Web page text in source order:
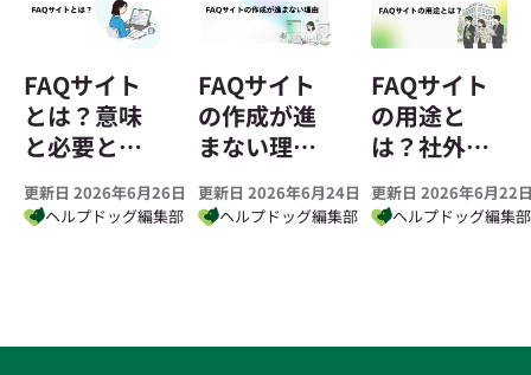
FAQサイト
とは？意味
と必要とさ
れる理由を
わかりやす
更新日 2026年6月26日
ヘルプドッグ編集部
FAQサイト
の作成が進
まない理由
と、無理な
く始める方
更新日 2026年6月24日
ヘルプドッグ編集部
FAQサイト
の用途と
は？社外・
社内の違い
と業種別の
更新日 2026年6月22
ヘルプドッグ編集部